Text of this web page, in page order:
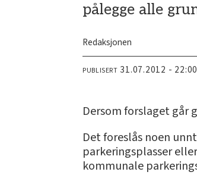
pålegge alle
Redaksjonen
PUBLISERT 31.07.2012 - 22:00
Dersom forslaget går
Det foreslås noen
parkeringsplasser
kommunale